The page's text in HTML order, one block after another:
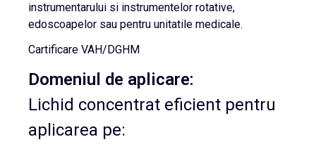
instrumentarului si instrumentelor rotative,
edoscoapelor sau pentru unitatile medicale.
Cartificare VAH/DGHM
Domeniul de aplicare:
Lichid concentrat eficient pentru
aplicarea pe: